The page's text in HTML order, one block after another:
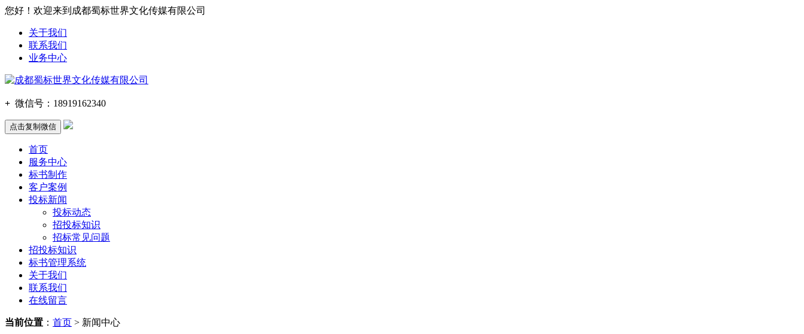
您好！欢迎来到成都蜀标世界文化传媒有限公司
关于我们
联系我们
业务中心
+ 微信号： 18919162340
点击复制微信
首页
服务中心
标书制作
客户案例
投标新闻
投标动态
招投标知识
招标常见问题
招投标知识
标书管理系统
关于我们
联系我们
在线留言
当前位置 ： 首页 > 新闻中心